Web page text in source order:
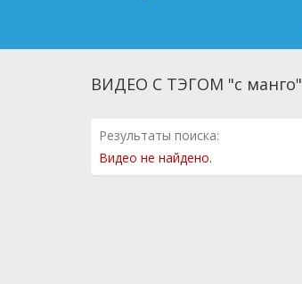
ВИДЕО С ТЭГОМ "с манго"
Результаты поиска:
Видео не найдено.